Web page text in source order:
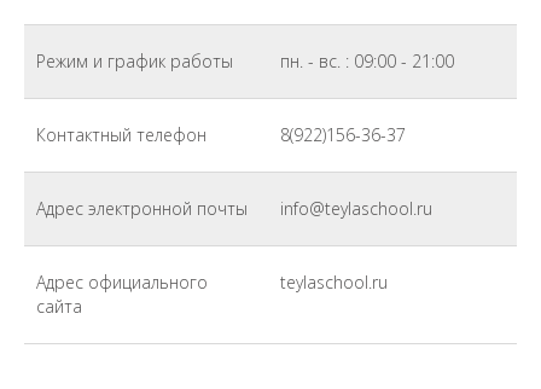
Режим и график работы пн. - вс. : 09:00 - 21:00
Контактный телефон 8(922)156-36-37
Адрес электронной почты info@teylaschool.ru
Адрес официального
сайта
teylaschool.ru